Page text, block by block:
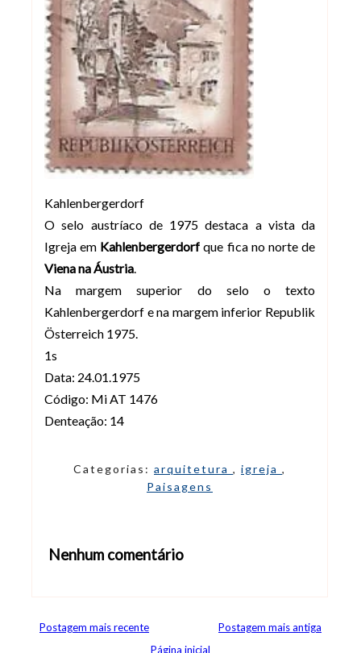
Kahlenbergerdorf
O selo austríaco de 1975 destaca a vista da
Igreja em Kahlenbergerdorf que fica no norte de
Viena na Áustria.
Na margem superior do selo o texto
Kahlenbergerdorf e na margem inferior Republik
Österreich 1975.
1s
Data: 24.01.1975
Código: Mi AT 1476
Denteação: 14
Categorias: arquitetura , igreja ,
Paisagens
Nenhum comentário
Postagem mais recente
Postagem mais antiga
Página inicial